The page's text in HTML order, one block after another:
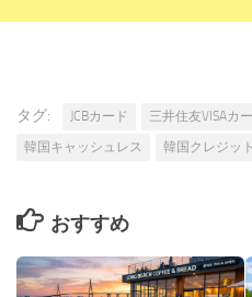
タグ: JCBカード 三井住友VISAカ
韓国キャッシュレス
韓国クレジッ
おすすめ